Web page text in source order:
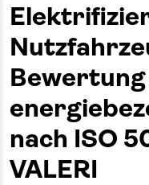
nach ISO
VALERI